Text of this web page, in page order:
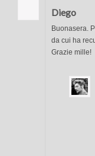
Diego
Buonasera.
da cui ha
Grazie mille!